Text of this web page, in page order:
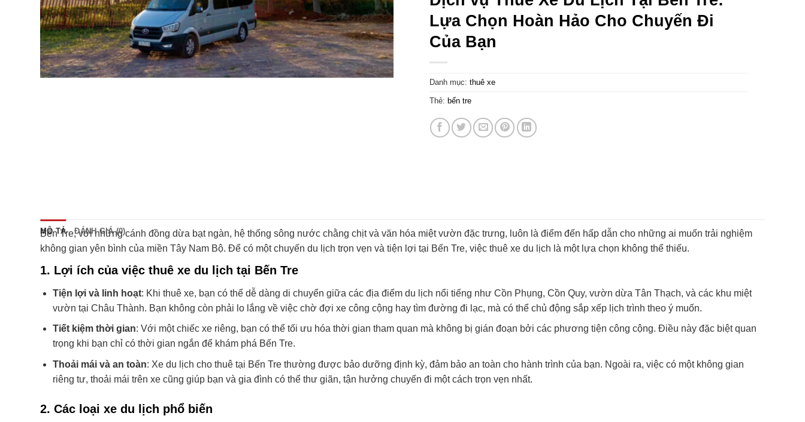
Lựa Chọn Hoàn Hảo Cho Chuyến Đi
Của Bạn
Danh mục: thuê xe
Thẻ: bến tre
MÔ TẢ ĐÁNH GIÁ (0)
Bến Tre, với những cánh đồng dừa bạt ngàn, hệ thống sông nước chằng chịt và văn hóa miệt vườn đặc trưng, luôn là điểm đến hấp dẫn cho những ai muốn trải nghiệm
không gian yên bình của miền Tây Nam Bộ. Để có một chuyến du lịch trọn vẹn và tiện lợi tại Bến Tre, việc thuê xe du lịch là một lựa chọn không thể thiếu.
1. Lợi ích của việc thuê xe du lịch tại Bến Tre
Tiện lợi và linh hoạt: Khi thuê xe, bạn có thể dễ dàng di chuyển giữa các địa điểm du lịch nổi tiếng như Cồn Phụng, Cồn Quy, vườn dừa Tân Thạch, và các khu miệt
vườn tại Châu Thành. Bạn không còn phải lo lắng về việc chờ đợi xe công cộng hay tìm đường đi lạc, mà có thể chủ động sắp xếp lịch trình theo ý muốn.
Tiết kiệm thời gian: Với một chiếc xe riêng, bạn có thể tối ưu hóa thời gian tham quan mà không bị gián đoạn bởi các phương tiện công cộng. Điều này đặc biệt quan
trọng khi bạn chỉ có thời gian ngắn để khám phá Bến Tre.
Thoải mái và an toàn: Xe du lịch cho thuê tại Bến Tre thường được bảo dưỡng định kỳ, đảm bảo an toàn cho hành trình của bạn. Ngoài ra, việc có một không gian
riêng tư, thoải mái trên xe cũng giúp bạn và gia đình có thể thư giãn, tận hưởng chuyến đi một cách trọn vẹn nhất.
2. Các loại xe du lịch phổ biến